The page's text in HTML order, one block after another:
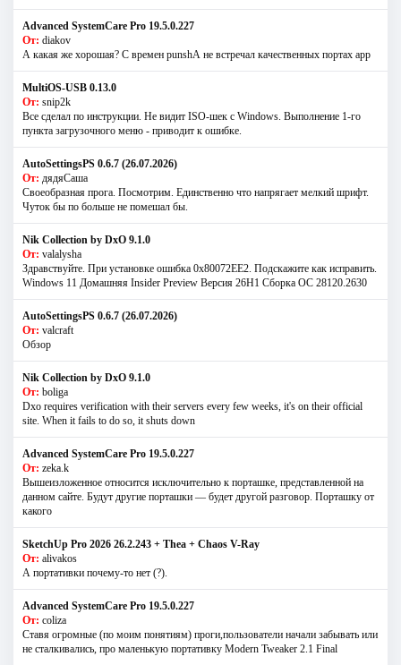
Advanced SystemCare Pro 19.5.0.227
От: diakov
А какая же хорошая? С времен punshА не встречал качественных портах app
MultiOS-USB 0.13.0
От: snip2k
Все сделал по инструкции. Не видит ISO-шек с Windows. Выполнение 1-го
пункта загрузочного меню - приводит к ошибке.
AutoSettingsPS 0.6.7 (26.07.2026)
От: дядяСаша
Своеобразная прога. Посмотрим. Единственно что напрягает мелкий шрифт.
Чуток бы по больше не помешал бы.
Nik Collection by DxO 9.1.0
От: valalysha
Здравствуйте. При установке ошибка 0х80072EE2. Подскажите как исправить.
Windows 11 Домашняя Insider Preview Версия 26H1 Сборка ОС 28120.2630
AutoSettingsPS 0.6.7 (26.07.2026)
От: valcraft
Обзор
Nik Collection by DxO 9.1.0
От: boliga
Dxo requires verification with their servers every few weeks, it's on their official
site. When it fails to do so, it shuts down
Advanced SystemCare Pro 19.5.0.227
От: zeka.k
Вышеизложенное относится исключительно к порташке, представленной на
данном сайте. Будут другие порташки — будет другой разговор. Порташку от
какого
SketchUp Pro 2026 26.2.243 + Thea + Chaos V-Ray
От: alivakos
А портативки почему-то нет (?).
Advanced SystemCare Pro 19.5.0.227
От: coliza
Ставя огромные (по моим понятиям) проги,пользователи начали забывать или
не сталкивались, про маленькую портативку Modern Tweaker 2.1 Final